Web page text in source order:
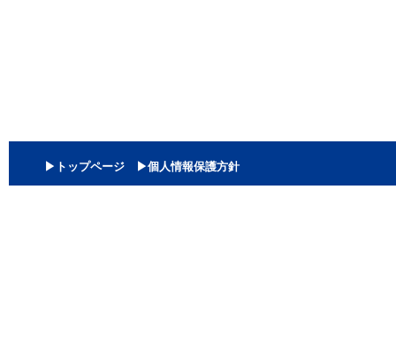
▶トップページ ▶個人情報保護方針